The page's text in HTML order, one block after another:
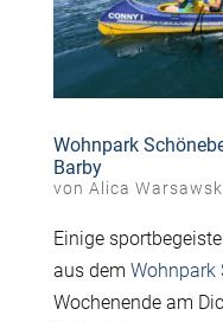
Wohnpark
Barby
von Alica
Einige
aus dem Wohnpark
Wochenende am